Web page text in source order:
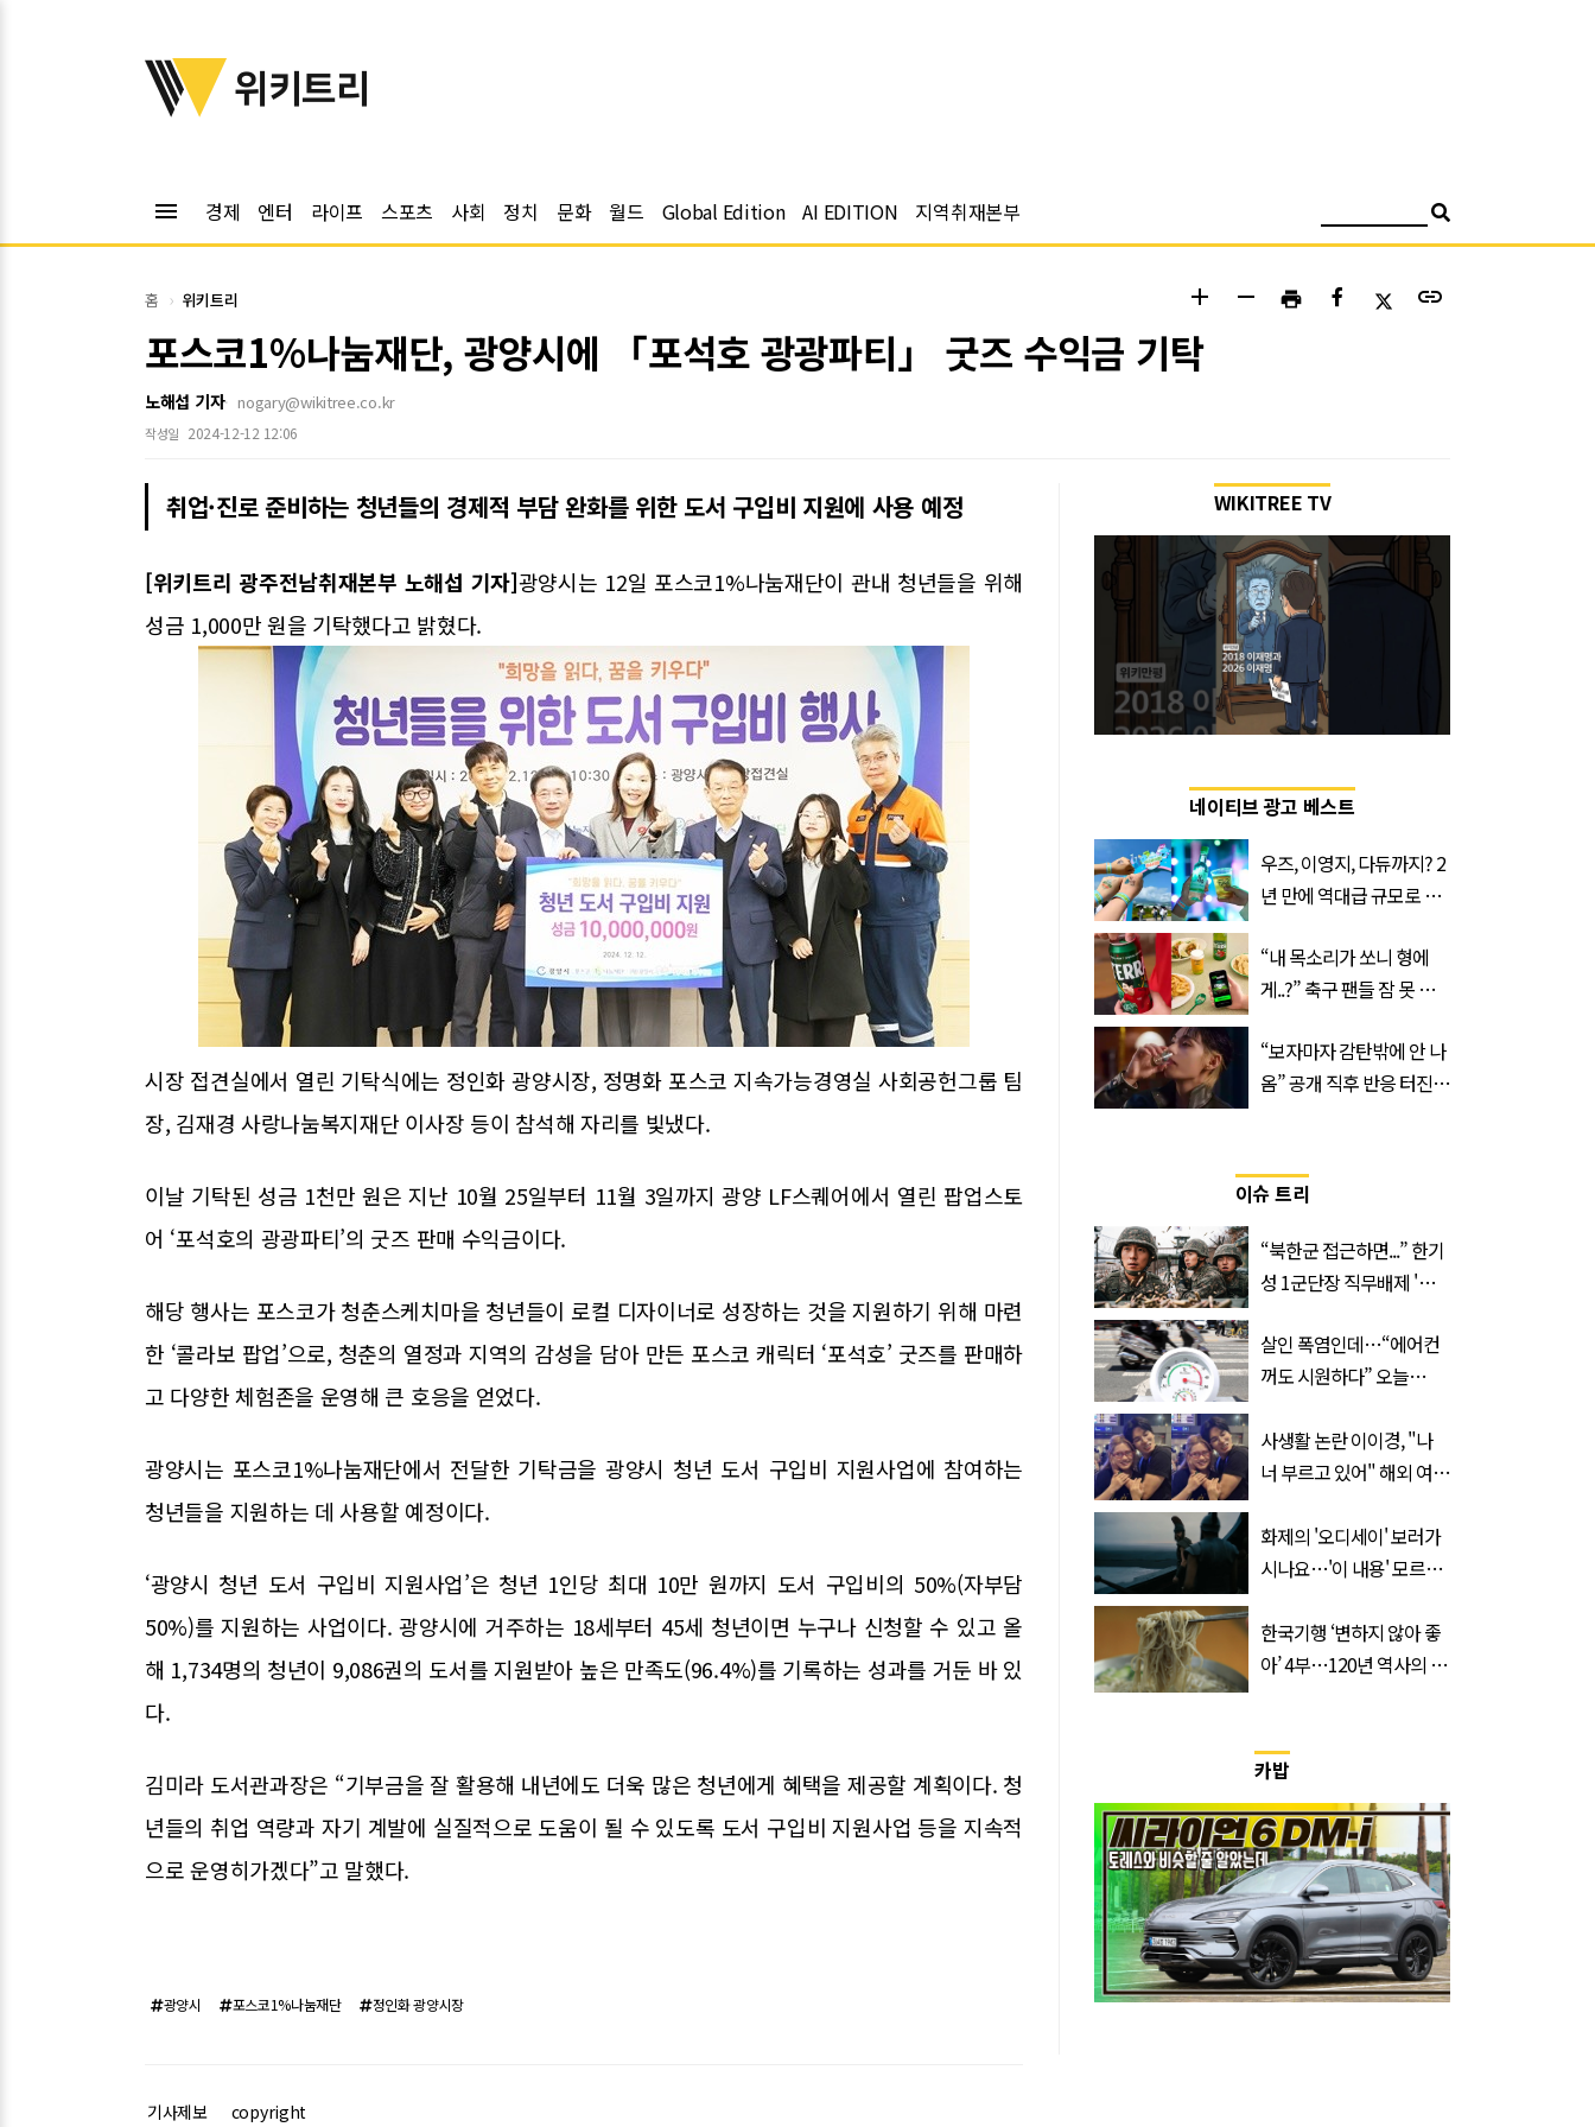
위키트리
위키트리
menu 경제 엔터 라이프 스포츠 사회 정치 문화 월드 Global Edition AI EDITION 지역취재본부
홈 위키트리 add remove print link
포스코1%나눔재단, 광양시에 「포석호 광광파티」 굿즈 수익금 기탁
노해섭 기자 nogary@wikitree.co.kr
작성일 2024-12-12 12:06
취업·진로 준비하는 청년들의 경제적 부담 완화를 위한 도서 구입비 지원에 사용 예정
[위키트리 광주전남취재본부 노해섭 기자]광양시는 12일 포스코1%나눔재단이 관내 청년들을 위해
성금 1,000만 원을 기탁했다고 밝혔다.
시장 접견실에서 열린 기탁식에는 정인화 광양시장, 정명화 포스코 지속가능경영실 사회공헌그룹 팀
장, 김재경 사랑나눔복지재단 이사장 등이 참석해 자리를 빛냈다.
이날 기탁된 성금 1천만 원은 지난 10월 25일부터 11월 3일까지 광양 LF스퀘어에서 열린 팝업스토
어 ‘포석호의 광광파티’의 굿즈 판매 수익금이다.
해당 행사는 포스코가 청춘스케치마을 청년들이 로컬 디자이너로 성장하는 것을 지원하기 위해 마련
한 ‘콜라보 팝업’으로, 청춘의 열정과 지역의 감성을 담아 만든 포스코 캐릭터 ‘포석호’ 굿즈를 판매하
고 다양한 체험존을 운영해 큰 호응을 얻었다.
광양시는 포스코1%나눔재단에서 전달한 기탁금을 광양시 청년 도서 구입비 지원사업에 참여하는
청년들을 지원하는 데 사용할 예정이다.
‘광양시 청년 도서 구입비 지원사업’은 청년 1인당 최대 10만 원까지 도서 구입비의 50%(자부담
50%)를 지원하는 사업이다. 광양시에 거주하는 18세부터 45세 청년이면 누구나 신청할 수 있고 올
해 1,734명의 청년이 9,086권의 도서를 지원받아 높은 만족도(96.4%)를 기록하는 성과를 거둔 바 있
다.
김미라 도서관과장은 “기부금을 잘 활용해 내년에도 더욱 많은 청년에게 혜택을 제공할 계획이다. 청
년들의 취업 역량과 자기 계발에 실질적으로 도움이 될 수 있도록 도서 구입비 지원사업 등을 지속적
으로 운영히가겠다”고 말했다.
광양시 포스코1%나눔재단 정인화 광양시장
기사제보 copyright
WIKITREE TV
네이티브 광고 베스트
우즈, 이영지, 다듀까지? 2
년 만에 역대급 규모로 돌
벌’
“내 목소리가 쏘니 형에
게..?” 축구 팬들 잠 못 들
트
“보자마자 감탄밖에 안 나
옴” 공개 직후 반응 터진
이슈 트리
“북한군 접근하면...” 한기
성 1군단장 직무배제 '사
살인 폭염인데…“에어컨
꺼도 시원하다” 오늘
사생활 논란 이이경, "나
너 부르고 있어" 해외 여배
화제의 '오디세이' 보러가
시나요…'이 내용' 모르고
한국기행 ‘변하지 않아 좋
아’ 4부…120년 역사의 대
카밥